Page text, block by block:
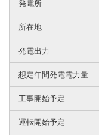
発電所
所在地
発電出力
想定年間発電電力量
工事開始予定
運転開始予定